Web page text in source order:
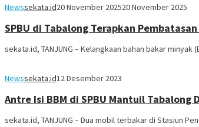
Newssekata.id20 November 202520 November 2025
SPBU di Tabalong Terapkan
sekata.id, TANJUNG – Kelangkaan bahan bakar
Newssekata.id12 Desember 2023
Antre Isi BBM di SPBU Mantuil Tabalong
sekata.id, TANJUNG – Dua mobil terbakar di Stasiun